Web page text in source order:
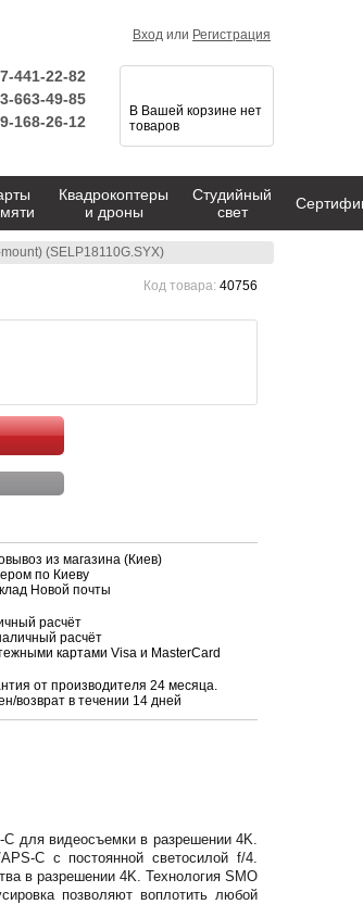
(SELP18110G.SYX)
Код товара: 40756
из магазина (Киев)
по Киеву
Новой почты
расчёт
расчёт
картами Visa и MasterCard
от производителя 24 месяца.
возврат в течении 14 дней
для видеосъемки в разрешении 4K.
C с постоянной светосилой f/4.
в разрешении 4K. Технология SMO
позволяют воплотить любой
Вход или Регистрация
441-22-82
663-49-85
168-26-12
В Вашей корзине нет
товаров
Квадрокоптеры
и дроны
Студийный
свет